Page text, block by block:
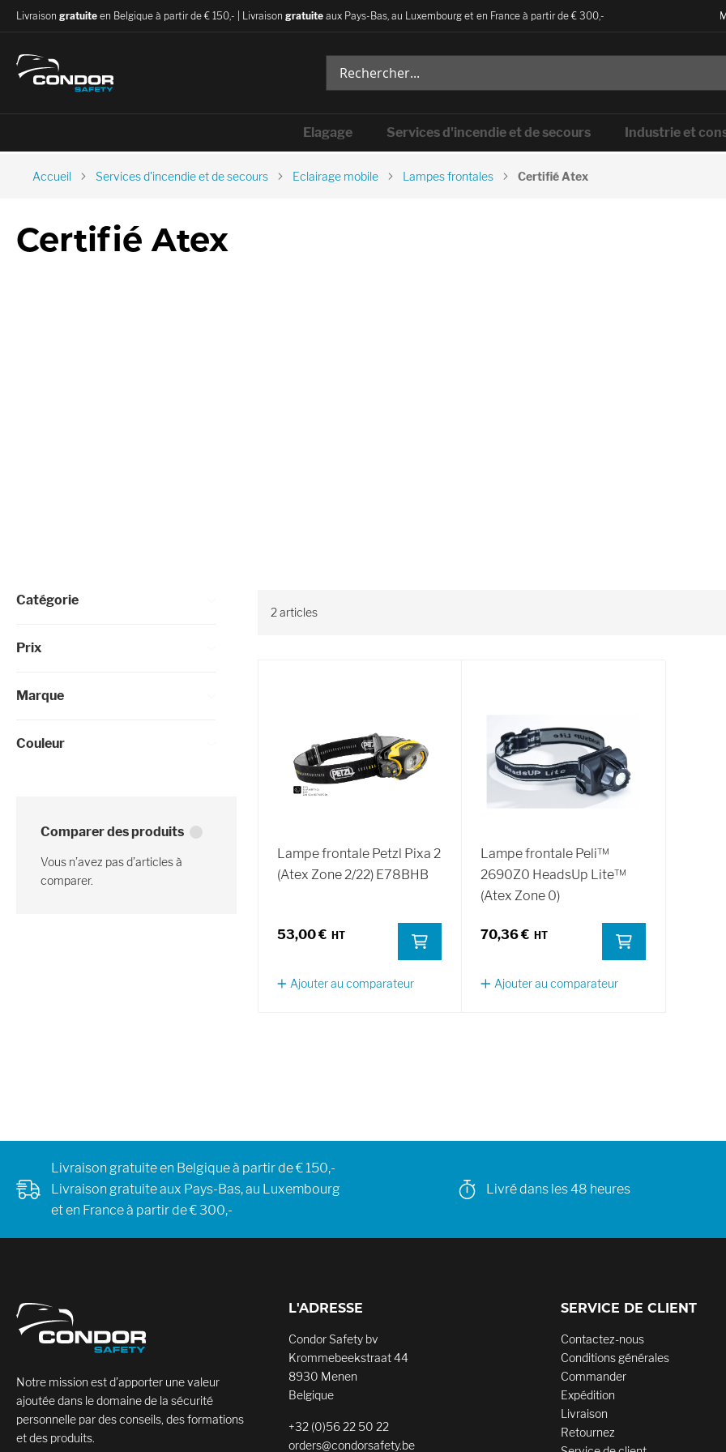
Livraison gratuite en Belgique à partir de € 150,- | Livraison gratuite aux Pays-Bas, au Luxembourg et en France à partir de € 300,-
Elagage Services d'incendie et de secours Industrie et
Accueil Services d'incendie et de secours Eclairage mobile Lampes frontales Certifié Atex
Certifié Atex
2articles
Lampe frontale Petzl Pixa 2
(Atex Zone 2/22) E78BHB
53,00 €
Ajouter au comparateur
Lampe frontale Peli™
2690Z0 HeadsUp Lite™
(Atex Zone 0)
70,36 €
Ajouter au comparateur
Affiner les options
Catégorie
Prix
Marque
Couleur
Comparer des produits
Vous n’avez pas d’articles à
comparer.
Livraison gratuite en Belgique à partir de € 150,-
Livraison gratuite aux Pays-Bas, au Luxembourg
et en France à partir de € 300,-
Livré dans les 48 heures
Notre mission est d’apporter une valeur
ajoutée dans le domaine de la sécurité
personnelle par des conseils, des formations
et des produits.
L'ADRESSE
Condor Safety bv
Krommebeekstraat 44
8930 Menen
Belgique
+32 (0)56 22 50 22
orders@condorsafety.be
SERVICE DE CLIENT
Contactez-nous
Conditions générales
Commander
Expédition
Livraison
Retournez